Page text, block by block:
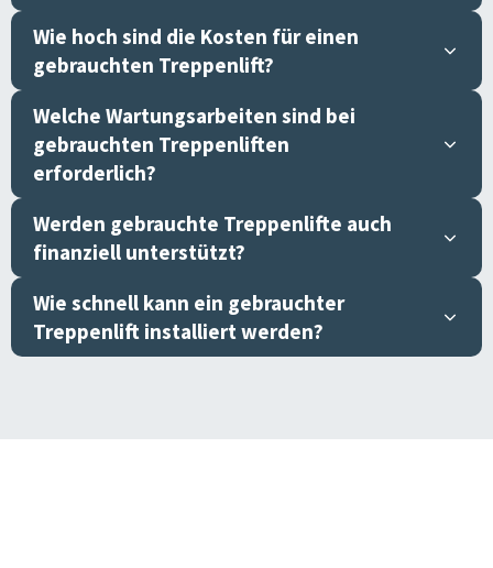
Wie hoch sind die Kosten für einen
gebrauchten Treppenlift?
Welche Wartungsarbeiten sind bei
gebrauchten Treppenliften
erforderlich?
Werden gebrauchte Treppenlifte auch
finanziell unterstützt?
Wie schnell kann ein gebrauchter
Treppenlift installiert werden?